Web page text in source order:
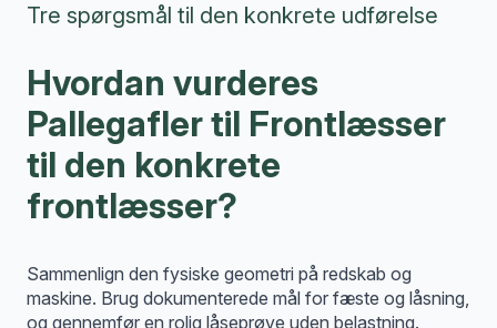
Tre spørgsmål til den konkrete udførelse
Hvordan vurderes
Pallegafler til Frontlæsser
til den konkrete
frontlæsser?
Sammenlign den fysiske geometri på redskab og
maskine. Brug dokumenterede mål for fæste og låsning,
og gennemfør en rolig låseprøve uden belastning.